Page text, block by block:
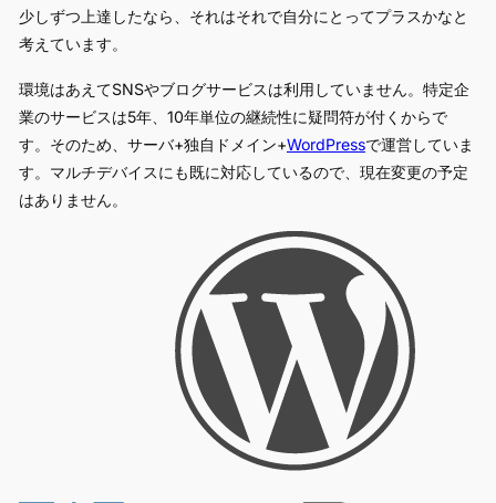
少しずつ上達したなら、それはそれで自分にとってプラスかなと
考えています。
環境はあえてSNSやブログサービスは利用していません。特定企
業のサービスは5年、10年単位の継続性に疑問符が付くからで
す。そのため、サーバ+独自ドメイン+WordPressで運営していま
す。マルチデバイスにも既に対応しているので、現在変更の予定
はありません。